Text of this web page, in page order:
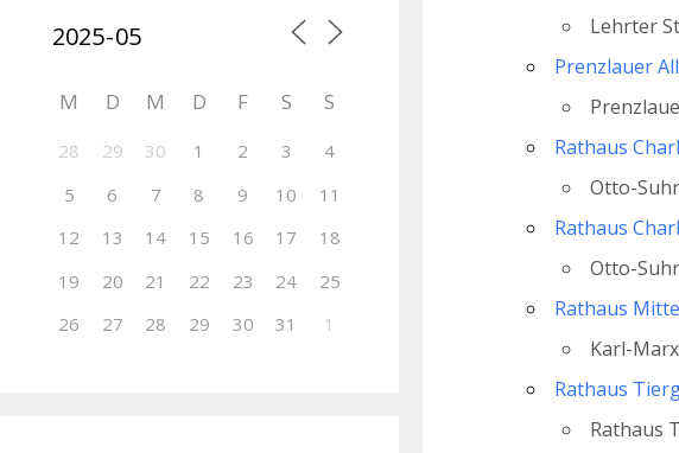
Lehrter
Prenzlauer
Rathaus
Otto-
Rathaus
Otto-
Rathaus Mitte
Karl-
Rathaus
Rathaus
M D M D F S S
28 29 30 1 2 3
4
5
6 7 8 9 10
11
12
13 14 15 16 17
18
19
20 21 22 23 24
25
26
27 28 29 30 31 1